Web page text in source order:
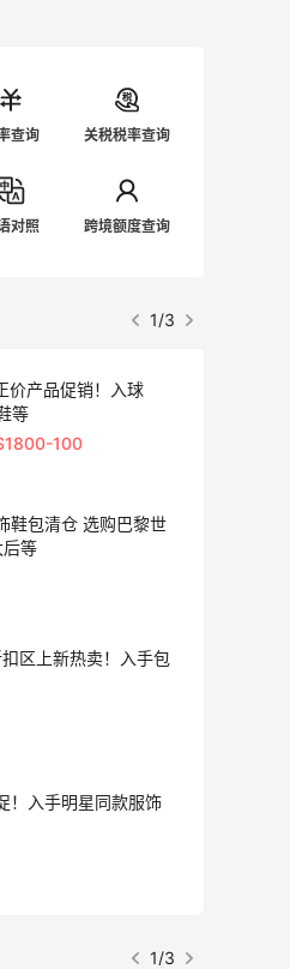
查询 关税税率查询
对照 跨境额度查询
1/3
价产品促销！入球
等
100
鞋包清仓 选购巴黎世
等
区上新热卖！入手包
！入手明星同款服饰
1/3